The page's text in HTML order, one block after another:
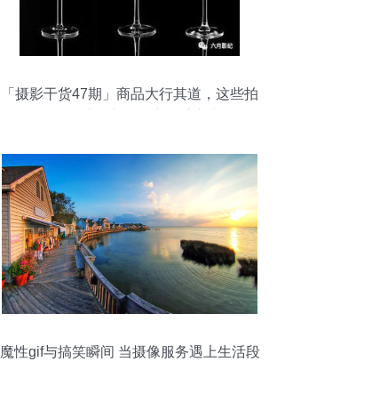
「摄影干货47期」商品大行其道，这些拍
魔性gif与搞笑瞬间 当摄像服务遇上生活段